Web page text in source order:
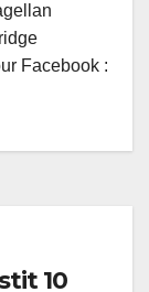
Facebook :
10